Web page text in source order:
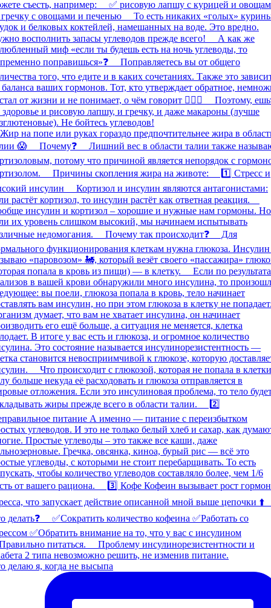
делаю я, когда не высыпа